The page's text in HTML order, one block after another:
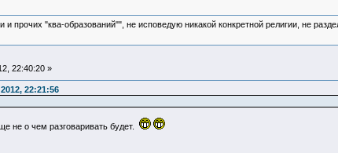
и прочих "ква-образований"", не исповедую никакой конкретной религии, не
22:40:20 »
22:21:56
не о чем разговаривать будет.